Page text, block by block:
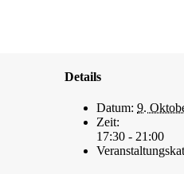
Details
Datum: 9.
Zeit:
17:30 - 21:00